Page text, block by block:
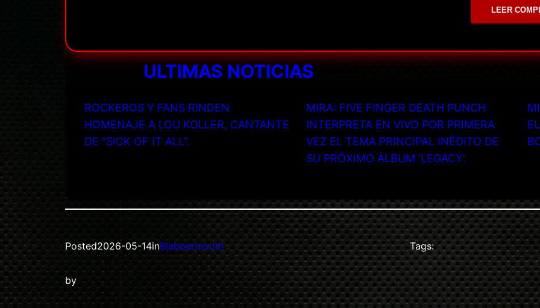
LEER
ULTIMAS NOTICIAS
ROCKEROS Y FANS RINDEN
HOMENAJE A LOU KOLLER, CANTANTE
DE “SICK OF IT ALL”.
MIRA: FIVE FINGER DEATH PUNCH
INTERPRETA EN VIVO POR PRIMERA
VEZ EL TEMA PRINCIPAL INÉDITO DE
SU PRÓXIMO ÁLBUM ‘LEGACY’.
Posted2026-05-14inBlabbermouth
by
Tags: